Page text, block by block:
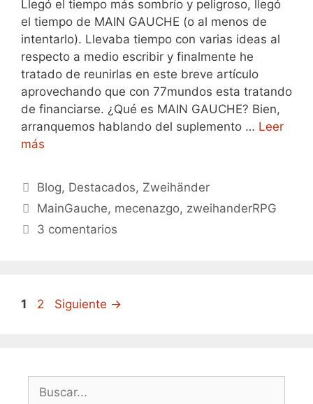
Llegó el tiempo más sombrío y peligroso, llegó
el tiempo de MAIN GAUCHE (o al menos de
intentarlo). Llevaba tiempo con varias ideas al
respecto a medio escribir y finalmente he
tratado de reunirlas en este breve artículo
aprovechando que con 77mundos esta tratando
de financiarse. ¿Qué es MAIN GAUCHE? Bien,
arranquemos hablando del suplemento … Leer
más
Categorías
Blog, Destacados, Zweihänder
Etiquetas
MainGauche, mecenazgo, zweihanderRPG
3 comentarios
Página
1 Página
2 Siguiente →
Buscar: